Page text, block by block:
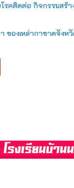
รคติดต่อ กิจกรรมสร้
ของเหล่ากาชาดจังห